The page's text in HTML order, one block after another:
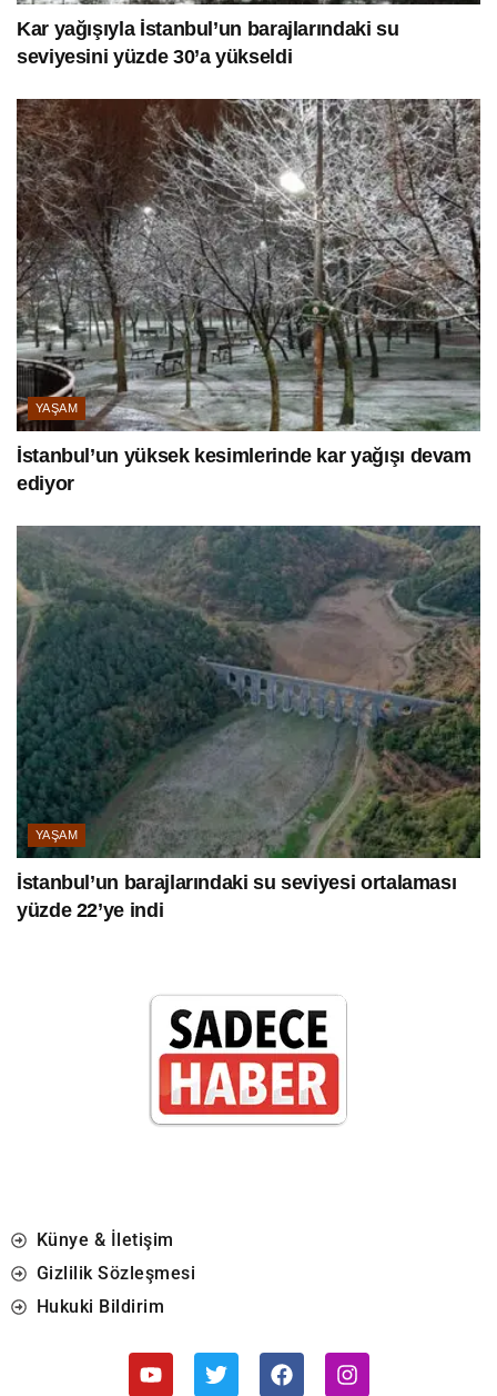
Kar yağışıyla İstanbul’un barajlarındaki su
seviyesini yüzde 30’a yükseldi
YAŞAM
İstanbul’un yüksek kesimlerinde kar yağışı devam
ediyor
YAŞAM
İstanbul’un barajlarındaki su seviyesi ortalaması
yüzde 22’ye indi
Künye & İletişim
Gizlilik Sözleşmesi
Hukuki Bildirim